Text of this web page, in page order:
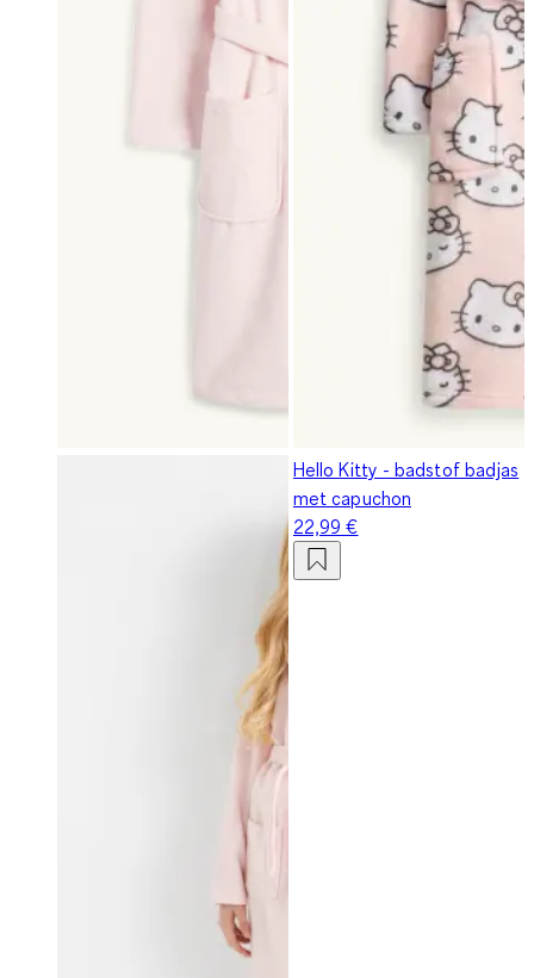
Hello Kitty - badstof badjas
met capuchon
22,99 €